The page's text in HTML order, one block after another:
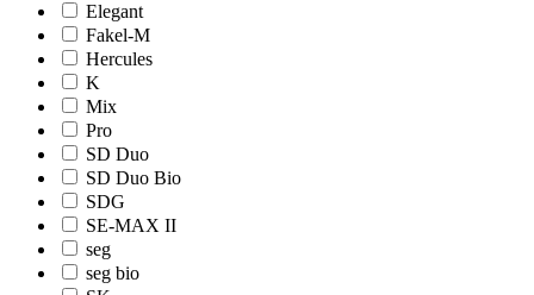
Elegant
Fakel-M
Hercules
K
Mix
Pro
SD Duo
SD Duo Bio
SDG
SE-MAX II
seg
seg bio